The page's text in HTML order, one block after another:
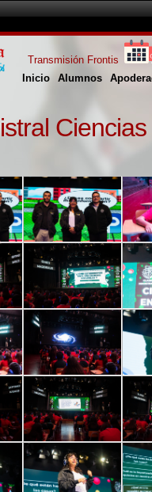
Inicio Alumnos
Transmisión Frontis
Ciencias